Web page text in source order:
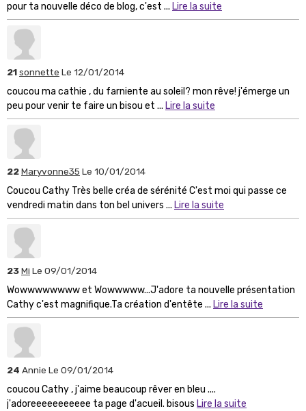
pour ta nouvelle déco de blog, c'est ... Lire la suite
21sonnette Le 12/01/2014
coucou ma cathie , du farniente au soleil? mon rêve! j'émerge un
peu pour venir te faire un bisou et ... Lire la suite
22Maryvonne35 Le 10/01/2014
Coucou Cathy Très belle créa de sérénité C'est moi qui passe ce
vendredi matin dans ton bel univers ... Lire la suite
23Mi Le 09/01/2014
Wowwwwwwww et Wowwwww...J'adore ta nouvelle présentation
Cathy c'est magnifique.Ta création d'entête ... Lire la suite
24 Annie Le 09/01/2014
coucou Cathy , j'aime beaucoup rêver en bleu ....
j'adoreeeeeeeeeee ta page d'acueil. bisous Lire la suite